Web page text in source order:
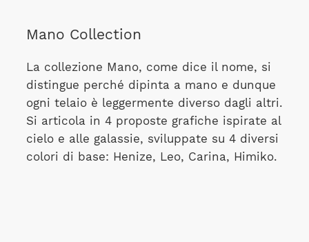
Mano Collection
La collezione Mano, come dice il nome, si
distingue perché dipinta a mano e dunque
ogni telaio è leggermente diverso dagli altri.
Si articola in 4 proposte grafiche ispirate al
cielo e alle galassie, sviluppate su 4 diversi
colori di base: Henize, Leo, Carina, Himiko.